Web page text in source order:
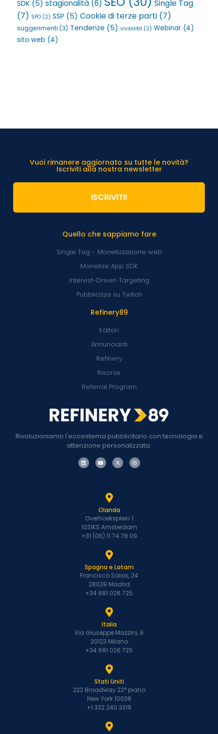
SDK (5) stagionalità (6)
Single Tag
(7) SPO (2) SSP (5) Cookie di terze parti (7)
suggerimenti (3) Tendenze (5) visibilità (2) Webinar (4)
sito web (4)
Rivoluzioniamo l'ecosistema pubblicitario con tecnologia e
attenzione personalizzata.
Refinery89
Editori
Annuncianti
Refinery
Risorse
Referral Program
Quello che sappiamo fare
Single Tag - Monetizzazione web
Monetize App SDK
Interest-Driven Targeting
Pubblicizza su Twitch
Vuoi rimanere aggiornato su tutte le novità?
Iscriviti alla nostra newsletter
ISCRIVITI!
Olanda
Overhoeksplein 1
1031KS Amsterdam
+31 (06) 11 74 78 09
Spagna e Latam
Francisco Salas, 24
28039 Madrid
+34 681 026 725
Italia
Via Giuseppe Mazzini, 9
20123 Milano
+34 681 026 725
Stati Uniti
222 Broadway 22° piano
New York 10038
+1 332 240 3319